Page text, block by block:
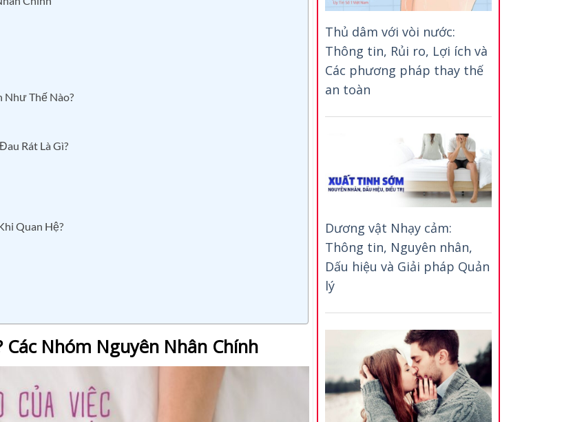
Như Thế Nào?
Rát Là Gì?
Quan Hệ?
Các Nhóm Nguyên Nhân Chính
Thủ dâm với vòi nước:
Thông tin, Rủi ro, Lợi ích và
Các phương pháp thay thế
an toàn
Dương vật Nhạy cảm:
Thông tin, Nguyên nhân,
Dấu hiệu và Giải pháp Quản
lý